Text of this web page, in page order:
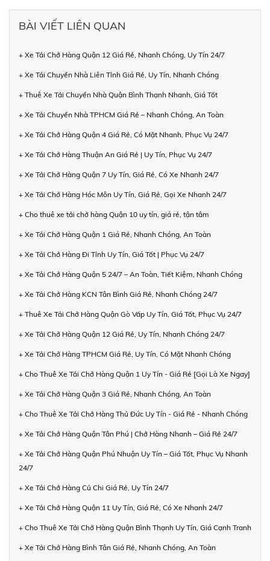
BÀI VIẾT LIÊN QUAN
+ Xe Tải Chở Hàng Quận 12 Giá Rẻ, Nhanh Chóng, Uy Tín 24/7
+ Xe Tải Chuyển Nhà Liên Tỉnh Giá Rẻ, Uy Tín, Nhanh Chóng
+ Thuê Xe Tải Chuyển Nhà Quận Bình Thạnh Nhanh, Giá Tốt
+ Xe Tải Chuyển Nhà TPHCM Giá Rẻ – Nhanh Chóng, An Toàn
+ Xe Tải Chở Hàng Quận 4 Giá Rẻ, Có Mặt Nhanh, Phục Vụ 24/7
+ Xe Tải Chở Hàng Thuận An Giá Rẻ | Uy Tín, Phục Vụ 24/7
+ Xe Tải Chở Hàng Quận 7 Uy Tín, Giá Rẻ, Có Xe Nhanh 24/7
+ Xe Tải Chở Hàng Hóc Môn Uy Tín, Giá Rẻ, Gọi Xe Nhanh 24/7
+ Cho thuê xe tải chở hàng Quận 10 uy tín, giá rẻ, tận tâm
+ Xe Tải Chở Hàng Quận 1 Giá Rẻ, Nhanh Chóng, An Toàn
+ Xe Tải Chở Hàng Đi Tỉnh Uy Tín, Giá Tốt | Phục Vụ 24/7
+ Xe Tải Chở Hàng Quận 5 24/7 – An Toàn, Tiết Kiệm, Nhanh Chóng
+ Xe Tải Chở Hàng KCN Tân Bình Giá Rẻ, Nhanh Chóng 24/7
+ Thuê Xe Tải Chở Hàng Quận Gò Vấp Uy Tín, Giá Tốt, Phục Vụ 24/7
+ Xe Tải Chở Hàng Quận 12 Giá Rẻ, Uy Tín, Nhanh Chóng 24/7
+ Xe Tải Chở Hàng TPHCM Giá Rẻ, Uy Tín, Có Mặt Nhanh Chóng
+ Cho Thuê Xe Tải Chở Hàng Quận 1 Uy Tín - Giá Rẻ [Gọi Là Xe Ngay]
+ Xe Tải Chở Hàng Quận 3 Giá Rẻ, Nhanh Chóng, An Toàn
+ Cho Thuê Xe Tải Chở Hàng Thủ Đức Uy Tín - Giá Rẻ - Nhanh Chóng
+ Xe Tải Chở Hàng Quận Tân Phú | Chở Hàng Nhanh – Giá Rẻ 24/7
+ Xe Tải Chở Hàng Quận Phú Nhuận Uy Tín – Giá Tốt, Phục Vụ Nhanh
24/7
+ Xe Tải Chở Hàng Củ Chi Giá Rẻ, Uy Tín 24/7
+ Xe Tải Chở Hàng Quận 11 Uy Tín, Giá Rẻ, Có Xe Nhanh 24/7
+ Cho Thuê Xe Tải Chở Hàng Quận Bình Thạnh Uy Tín, Giá Cạnh Tranh
+ Xe Tải Chở Hàng Bình Tân Giá Rẻ, Nhanh Chóng, An Toàn